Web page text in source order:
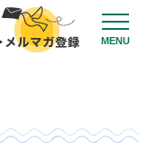
MENU